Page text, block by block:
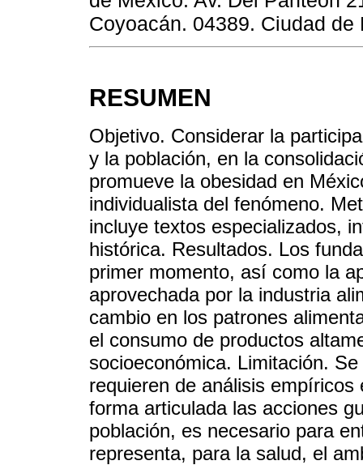
Coyoacán. 04389. Ciudad
RESUMEN
Objetivo. Considerar la
y la población, en la
promueve la obesidad en
individualista del fenómeno.
incluye textos especializados,
histórica. Resultados. Los
primer momento, así como la
aprovechada por la industria
cambio en los patrones
el consumo de productos
socioeconómica. Limitación.
requieren de análisis
forma articulada las acciones
población, es necesario para
representa, para la salud, el